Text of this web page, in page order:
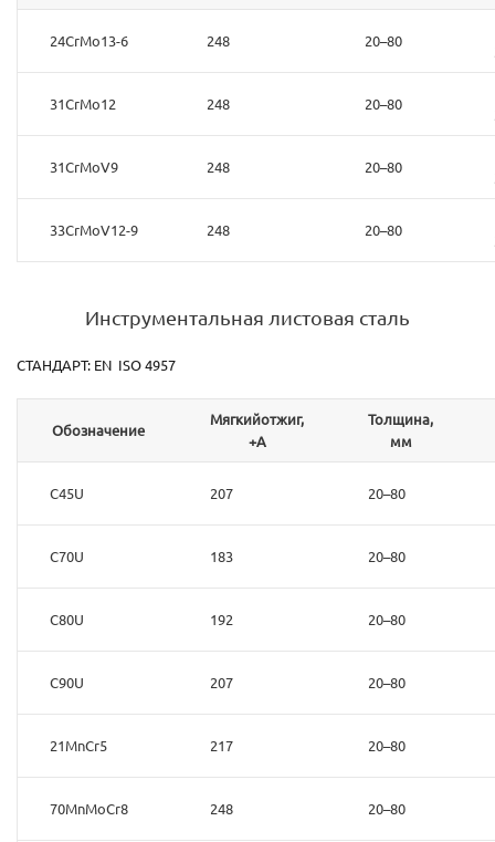
24CrMo13-6 248 20–80
31CrMo12 248 20–80
31CrMoV9 248 20–80
33CrMoV12-9 248 20–80
Инструментальная листовая сталь
СТАНДАРТ: EN ISO 4957
Обозначение
Мягкийотжиг,
+А
Толщина,
мм
C45U 207 20–80
C70U 183 20–80
C80U 192 20–80
C90U 207 20–80
21MnCr5 217 20–80
70MnMoCr8 248 20–80